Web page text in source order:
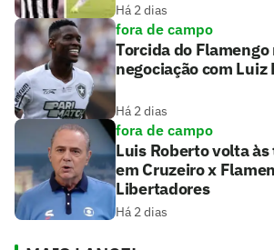
Há 2 dias
fora de campo
Torcida do
negociação com Luiz
Há 2 dias
fora de campo
Luis Roberto volta
em Cruzeiro x
Libertadores
Há 2 dias